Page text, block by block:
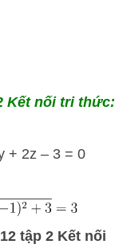
Kết nối tri thức:
+ 2z – 3 = 0
tập 2 Kết nối